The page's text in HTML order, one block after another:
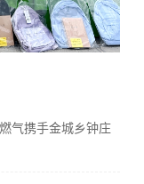
气携手金城乡钟庄